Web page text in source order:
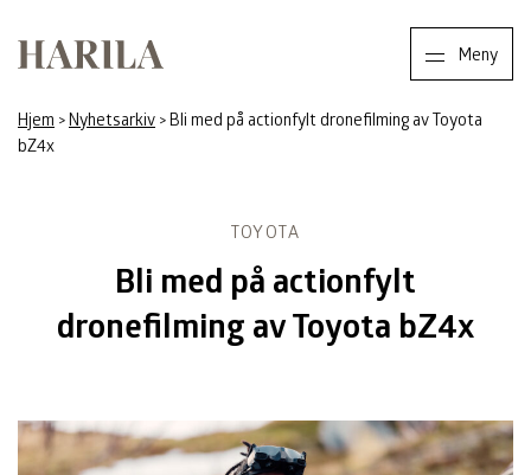
Meny
Hjem >Nyhetsarkiv >Bli med på actionfylt dronefilming av Toyota
bZ4x
TOYOTA
Bli med på actionfylt
dronefilming av Toyota bZ4x